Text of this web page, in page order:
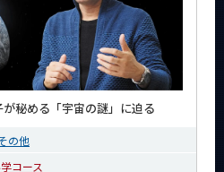
秘める「宇宙の謎」に迫る
の他
コース